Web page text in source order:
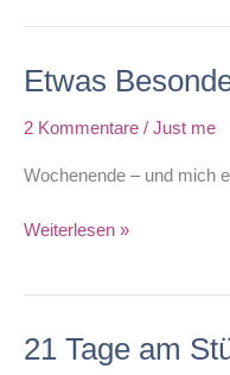
Etwas
2 Kommentare / Just me
Wochenende – und mich
Etwas
Weiterlesen »
21 Tage am